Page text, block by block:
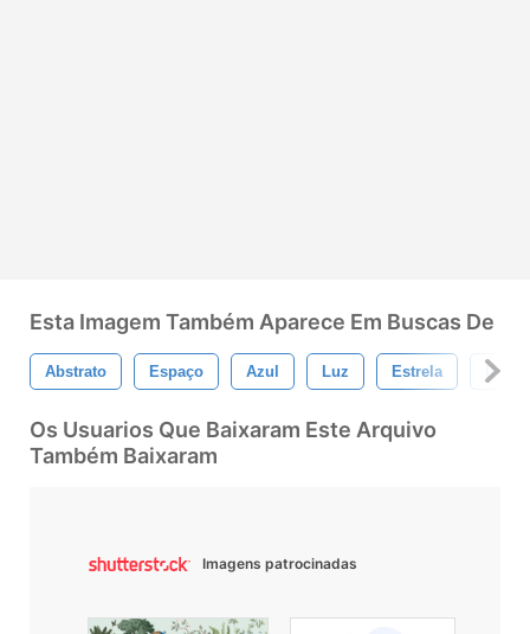
Esta Imagem Também Aparece Em Buscas De
Abstrato Espaço Azul Luz Estrela
Os Usuarios Que Baixaram Este Arquivo
Também Baixaram
Imagens patrocinadas